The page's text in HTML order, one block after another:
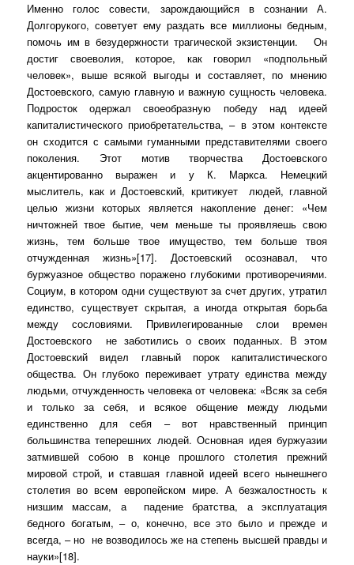
Именно голос совести, зарождающийся в сознании А.
Долгорукого, советует ему раздать все миллионы бедным,
помочь им в безудержности трагической экзистенции.
Он
достиг своеволия, которое, как говорил «подпольный
человек», выше всякой выгоды и составляет, по мнению
Достоевского, самую главную и важную сущность человека.
Подросток одержал своеобразную победу над идеей
капиталистического приобретательства, – в этом контексте
он сходится с самыми гуманными представителями своего
поколения. Этот мотив творчества Достоевского
акцентированно выражен и у К. Маркса. Немецкий
мыслитель, как и Достоевский, критикует
людей, главной
целью жизни которых является накопление денег: «Чем
ничтожней твое бытие, чем меньше ты проявляешь свою
жизнь, тем больше твое имущество, тем больше твоя
отчужденная жизнь»[17]. Достоевский осознавал, что
буржуазное общество поражено глубокими противоречиями.
Социум, в котором одни существуют за счет других, утратил
единство, существует скрытая, а иногда открытая борьба
между сословиями. Привилегированные слои времен
Достоевского
не заботились о своих поданных. В этом
Достоевский видел главный порок капиталистического
общества. Он глубоко переживает утрату единства между
людьми, отчужденность человека от человека: «Всяк за себя
и только за себя, и всякое общение между людьми
единственно для себя – вот нравственный принцип
большинства теперешних людей. Основная идея буржуазии
затмившей собою в конце прошлого столетия прежний
мировой строй, и ставшая главной идеей всего нынешнего
столетия во всем европейском мире. А безжалостность к
низшим массам, а
падение братства, а эксплуатация
бедного богатым, – о, конечно, все это было и прежде и
всегда, – но не возводилось же на степень высшей правды и
науки»[18].